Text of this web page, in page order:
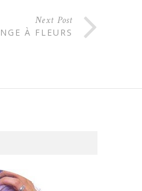
Next Post
À FLEURS